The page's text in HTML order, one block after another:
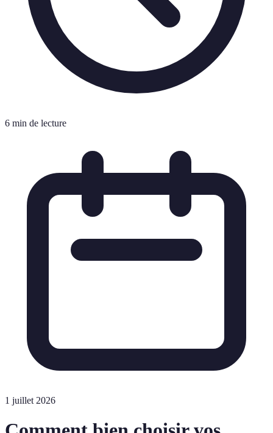
6 min de lecture
1 juillet 2026